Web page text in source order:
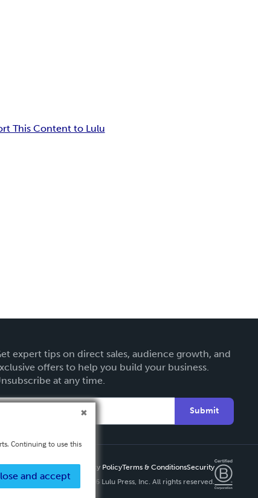
This Content to Lulu
expert tips on direct sales, audience growth, and
offers to help you build your business.
at any time.
Submit
Privacy PolicyTerms & ConditionsSecurity
Copyright ©
2026 Lulu Press, Inc. All rights reserved.
Continuing to use this
and accept